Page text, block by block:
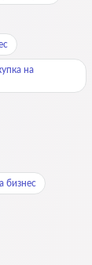
на
бизнес